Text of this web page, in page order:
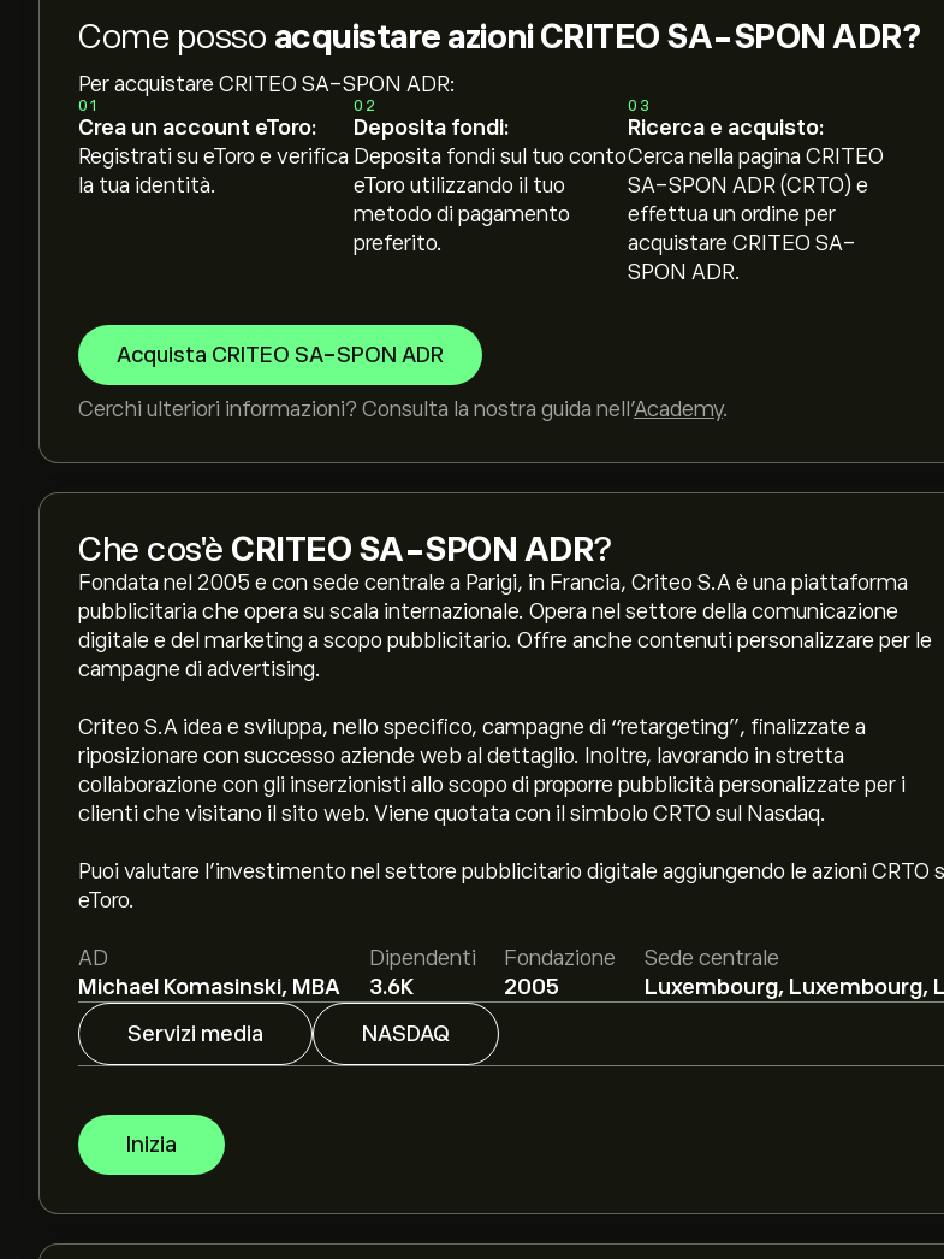
Come posso acquistare azioni CRITEO SA-SPON ADR?
Per acquistare CRITEO SA-SPON ADR:
01
Crea un account eToro:
Registrati su eToro e verifica
la tua identità.
02
Deposita fondi:
Deposita fondi sul tuo conto
eToro utilizzando il tuo
metodo di pagamento
preferito.
03
Ricerca e acquisto:
Cerca nella pagina CRITEO
SA-SPON ADR (CRTO) e
effettua un ordine per
acquistare CRITEO SA-
SPON ADR.
Acquista CRITEO SA-SPON ADR
Cerchi ulteriori informazioni? Consulta la nostra guida nell’Academy.
Che cos'è CRITEO SA-SPON ADR?
Fondata nel 2005 e con sede centrale a Parigi, in Francia, Criteo S.A è una piattaforma
pubblicitaria che opera su scala internazionale. Opera nel settore della comunicazione
digitale e del marketing a scopo pubblicitario. Offre anche contenuti personalizzare per le
campagne di advertising.
Criteo S.A idea e sviluppa, nello specifico, campagne di “retargeting”, finalizzate a
riposizionare con successo aziende web al dettaglio. Inoltre, lavorando in stretta
collaborazione con gli inserzionisti allo scopo di proporre pubblicità personalizzate per i
clienti che visitano il sito web. Viene quotata con il simbolo CRTO sul Nasdaq.
Puoi valutare l’investimento nel settore pubblicitario digitale aggiungendo le azioni CRTO
eToro.
AD
Michael Komasinski, MBA
Dipendenti
3.6K
Fondazione
2005
Sede centrale
Luxembourg, Luxembourg,
Servizi media
NASDAQ
Inizia